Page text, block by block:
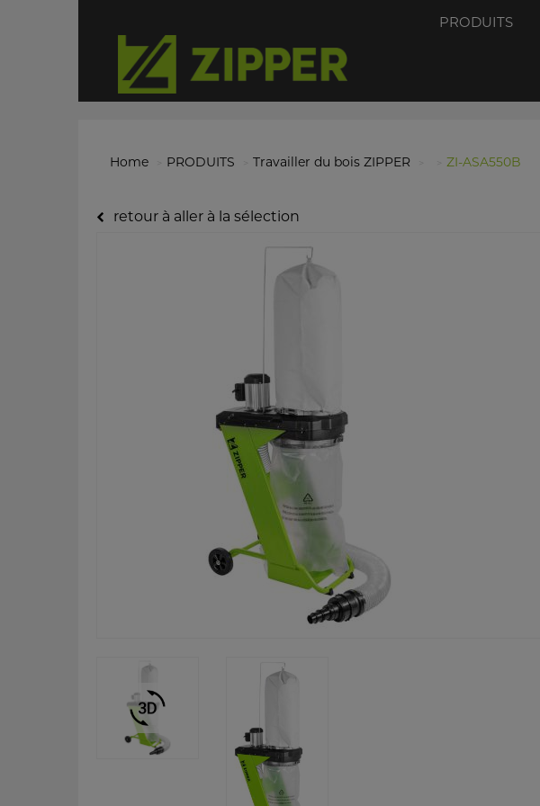
PRODUITS
Home PRODUITS Travailler du bois ZIPPER ZI-ASA550B
retour à aller à la sélection